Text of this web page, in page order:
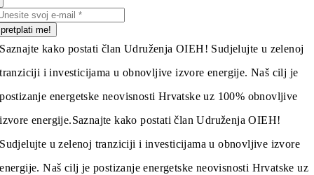
pretplati me!
Saznajte kako postati član Udruženja OIEH! Sudjelujte u zelenoj
tranziciji i investicijama u obnovljive izvore energije. Naš cilj je
postizanje energetske neovisnosti Hrvatske uz 100% obnovljive
izvore energije.Saznajte kako postati član Udruženja OIEH!
Sudjelujte u zelenoj tranziciji i investicijama u obnovljive izvore
energije. Naš cilj je postizanje energetske neovisnosti Hrvatske uz